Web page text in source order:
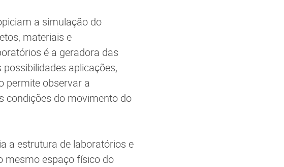
a simulação do
materiais e
é a geradora das
aplicações,
permite observar a
condições do movimento do
a estrutura de laboratórios e
mesmo espaço físico do